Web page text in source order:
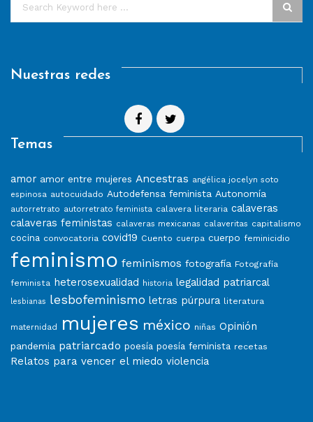
Nuestras redes
Temas
amor amor entre mujeres Ancestras angélica jocelyn soto
espinosa autocuidado Autodefensa feminista Autonomía
autorretrato autorretrato feminista calavera literaria calaveras
calaveras feministas calaveras mexicanas calaveritas capitalismo
cocina convocatoria covid19 Cuento cuerpa cuerpo feminicidio
feminismo feminismos fotografía Fotografía
feminista heterosexualidad historia legalidad patriarcal
lesbianas lesbofeminismo letras púrpura literatura
maternidad mujeres méxico niñas Opinión
pandemia patriarcado poesía poesía feminista recetas
Relatos para vencer el miedo violencia